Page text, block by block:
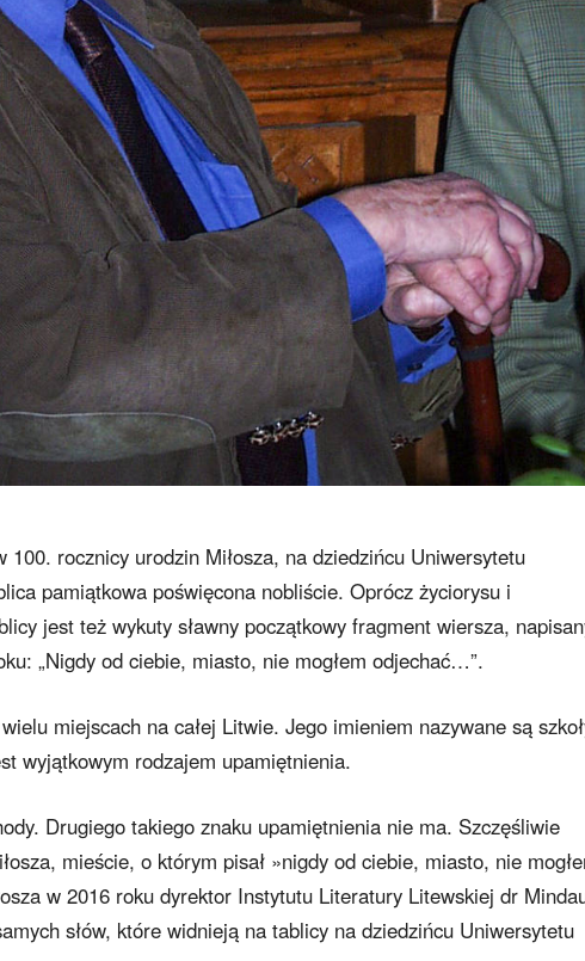
rocznicy urodzin Miłosza, na dziedzińcu Uniwersytetu
pamiątkowa poświęcona nobliście. Oprócz życiorysu i
jest też wykuty sławny początkowy fragment wiersza,
„Nigdy od ciebie, miasto, nie mogłem odjechać…”.
miejscach na całej Litwie. Jego imieniem nazywane są
wyjątkowym rodzajem upamiętnienia.
Drugiego takiego znaku upamiętnienia nie ma. Szczęśliwie
mieście, o którym pisał »nigdy od ciebie, miasto, nie
w 2016 roku dyrektor Instytutu Literatury Litewskiej dr
słów, które widnieją na tablicy na dziedzińcu Uniwersytetu